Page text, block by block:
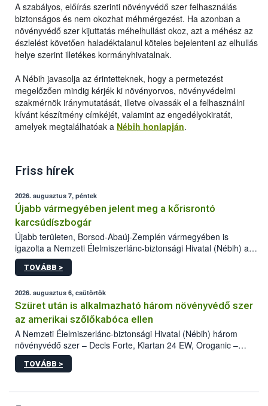
A szabályos, előírás szerinti növényvédő szer felhasználás
biztonságos és nem okozhat méhmérgezést. Ha azonban a
növényvédő szer kijuttatás méhelhullást okoz, azt a méhész az
észlelést követően haladéktalanul köteles bejelenteni az elhullás
helye szerint illetékes kormányhivatalnak.
A Nébih javasolja az érintetteknek, hogy a permetezést
megelőzően mindig kérjék ki növényorvos, növényvédelmi
szakmérnök iránymutatását, illetve olvassák el a felhasználni
kívánt készítmény címkéjét, valamint az engedélyokiratát,
amelyek megtalálhatóak a Nébih honlapján.
Friss hírek
2026. augusztus 7, péntek
Újabb vármegyében jelent meg a kőrisrontó
karcsúdíszbogár
Újabb területen, Borsod-Abaúj-Zemplén vármegyében is
igazolta a Nemzeti Élelmiszerlánc-biztonsági Hivatal (Nébih) a
kőrisrontó karcsúdíszbogár (Agrilus planipennis) jelenlétét. A
kártevőt nem csak színcsapdában találták meg, de már fertőzött
az intenzív felderítést, emellett az intézkedéseket a szlovák
hatósággal is összehangolják a terjedés megállítása érdekében.
TOVÁBB >
2026. augusztus 6, csütörtök
Szüret után is alkalmazható három növényvédő szer
az amerikai szőlőkabóca ellen
A Nemzeti Élelmiszerlánc-biztonsági Hivatal (Nébih) három
növényvédő szer – Decis Forte, Klartan 24 EW, Oroganic –
engedélyokiratát módosította, így azok a szüretet követően,
egészen a vesszőérettség (BBCH 91) stádiumáig
érésű szőlőkben is legyen lehetőség a károsító elleni további
TOVÁBB >